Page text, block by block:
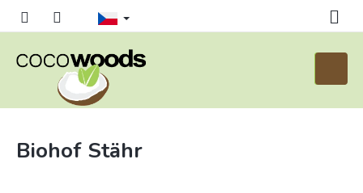
košík
Biohof Stähr